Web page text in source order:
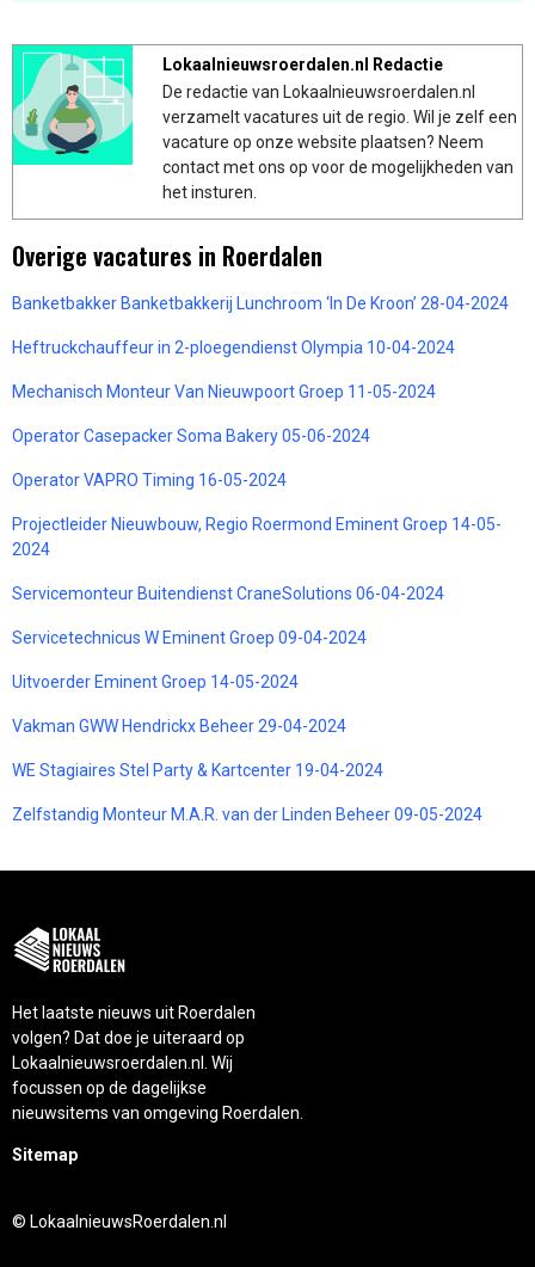
Lokaalnieuwsroerdalen.nl Redactie
De redactie van Lokaalnieuwsroerdalen.nl
verzamelt vacatures uit de regio. Wil je zelf een
vacature op onze website plaatsen? Neem
contact met ons op voor de mogelijkheden van
het insturen.
Overige vacatures in Roerdalen
Banketbakker Banketbakkerij Lunchroom ‘In De Kroon’ 28-04-2024
Heftruckchauffeur in 2-ploegendienst Olympia 10-04-2024
Mechanisch Monteur Van Nieuwpoort Groep 11-05-2024
Operator Casepacker Soma Bakery 05-06-2024
Operator VAPRO Timing 16-05-2024
Projectleider Nieuwbouw, Regio Roermond Eminent Groep 14-05-
2024
Servicemonteur Buitendienst CraneSolutions 06-04-2024
Servicetechnicus W Eminent Groep 09-04-2024
Uitvoerder Eminent Groep 14-05-2024
Vakman GWW Hendrickx Beheer 29-04-2024
WE Stagiaires Stel Party & Kartcenter 19-04-2024
Zelfstandig Monteur M.A.R. van der Linden Beheer 09-05-2024
Het laatste nieuws uit Roerdalen
volgen? Dat doe je uiteraard op
Lokaalnieuwsroerdalen.nl. Wij
focussen op de dagelijkse
nieuwsitems van omgeving Roerdalen.
Sitemap
© LokaalnieuwsRoerdalen.nl